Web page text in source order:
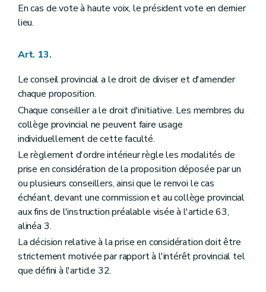
En cas de vote à haute voix, le président vote en dernier
lieu.
Art. 13.
Le conseil provincial a le droit de diviser et d'amender
chaque proposition.
Chaque conseiller a le droit d'initiative. Les membres du
collège provincial ne peuvent faire usage
individuellement de cette faculté.
Le règlement d'ordre intérieur règle les modalités de
prise en considération de la proposition déposée par un
ou plusieurs conseillers, ainsi que le renvoi le cas
échéant, devant une commission et au collège provincial
aux fins de l'instruction préalable visée à l'article 63,
alinéa 3.
La décision relative à la prise en considération doit être
strictement motivée par rapport à l'intérêt provincial tel
que défini à l'article 32.